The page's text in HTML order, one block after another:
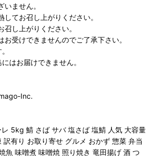
いません。
してお召し上がりください。
召し上がりください。
お受けできませんのでご了承下さい。
はお届けできません。
Inc.
5kg 鯖 さば サバ 塩さば 塩鯖 人気 大容量
訳有り お取り寄せ グルメ おかず 惣菜 弁当
魚 味噌煮 味噌焼 照り焼き 竜田揚げ 酒 つ